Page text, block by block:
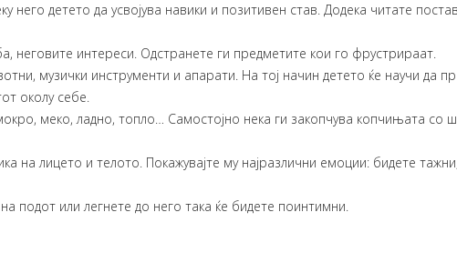
детето да усвојува навики и позитивен став. Додека читате
неговите интереси. Одстранете ги предметите кои го фрустрираат.
музички инструменти и апарати. На тој начин детето ќе научи да
околу себе.
меко, ладно, топло… Самостојно нека ги закопчува копчињата со
на лицето и телото. Покажувајте му најразлични емоции: бидете
подот или легнете до него така ќе бидете поинтимни.